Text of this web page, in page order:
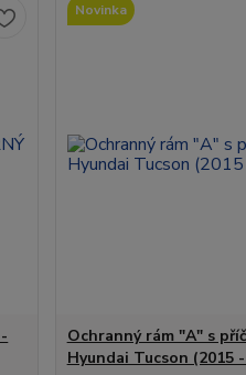
Novinka
Ochranný rám "A" s
Hyundai Tucson (2015